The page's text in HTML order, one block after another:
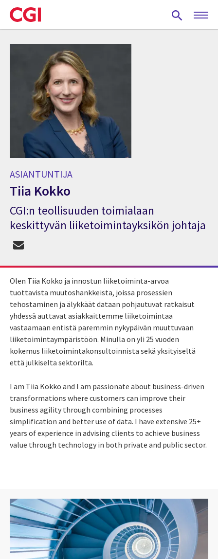
Skip
to
main
ASIANTUNTIJA
Tiia Kokko
Asiantuntija Tiia Kokko
CGI:n teollisuuden toimialaan
keskittyvän liiketoimintayksikön johtaja
Olen Tiia Kokko ja innostun liiketoiminta-arvoa
tuottavista muutoshankkeista, joissa prosessien
tehostaminen ja älykkäät dataan pohjautuvat ratkaisut
yhdessä auttavat asiakkaittemme liiketoimintaa
vastaamaan entistä paremmin nykypäivän muuttuvaan
liiketoimintaympäristöön. Minulla on yli 25 vuoden
kokemus liiketoimintakonsultoinnista sekä yksityiseltä
että julkiselta sektorilta.
I am Tiia Kokko and I am passionate about business-driven
transformations where customers can improve their
business agility through combining processes
simplification and better use of data. I have extensive 25+
years of experience in advising clients to achieve business
value through technology in both private and public sector.